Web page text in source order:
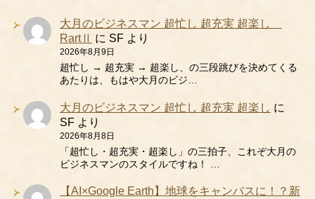
大月のビジネスマン 超忙し 超充実 超楽し
RartⅡ に SF より
2026年8月9日
超忙し → 超充実 → 超楽し、の三段跳びを決めてくる
あたりは、もはや大月のビジ…
大月のビジネスマン 超忙し 超充実 超楽し に
SF より
2026年8月8日
「超忙し・超充実・超楽し」の三拍子、これぞ大月の
ビジネスマンのスタイルですね！ …
【AI×Google Earth】地球をキャンバスに！？新